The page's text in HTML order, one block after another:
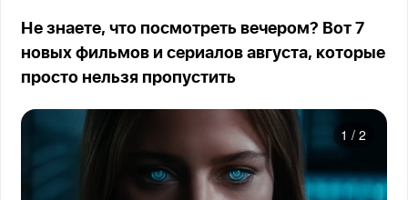
Не знаете, что посмотреть вечером? Вот 7
новых фильмов и сериалов августа, которые
просто нельзя пропустить
1 / 2